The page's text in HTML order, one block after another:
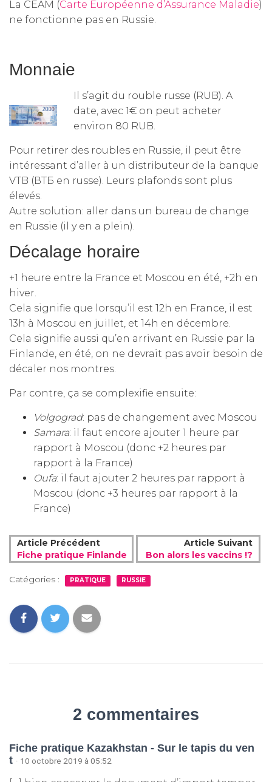
La CEAM (Carte Européenne d’Assurance Maladie)
ne fonctionne pas en Russie.
Monnaie
Il s’agit du rouble russe (RUB). A
date, avec 1€ on peut acheter
environ 80 RUB.
Pour retirer des roubles en Russie, il peut être
intéressant d’aller à un distributeur de la banque
VTB (ВТБ en russe). Leurs plafonds sont plus
élevés.
Autre solution: aller dans un bureau de change
en Russie (il y en a plein).
Décalage horaire
+1 heure entre la France et Moscou en été, +2h en
hiver.
Cela signifie que lorsqu’il est 12h en France, il est
13h à Moscou en juillet, et 14h en décembre.
Cela signifie aussi qu’en arrivant en Russie par la
Finlande, en été, on ne devrait pas avoir besoin de
décaler nos montres.
Par contre, ça se complexifie ensuite:
Volgograd: pas de changement avec Moscou
Samara: il faut encore ajouter 1 heure par
rapport à Moscou (donc +2 heures par
rapport à la France)
Oufa: il faut ajouter 2 heures par rapport à
Moscou (donc +3 heures par rapport à la
France)
Article Précédent
Fiche pratique Finlande
Article Suivant
Bon alors les vaccins !?
Catégories : PRATIQUE RUSSIE
2 commentaires
Fiche pratique Kazakhstan - Sur le tapis du ven
t · 10 octobre 2019 à 05:52